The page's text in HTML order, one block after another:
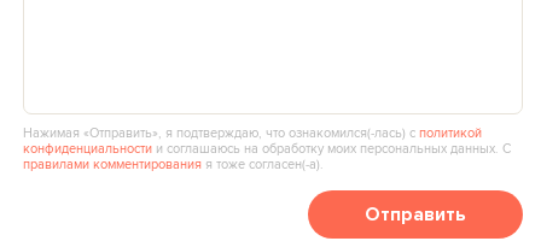
Нажимая «Отправить», я подтверждаю, что ознакомился(‑лась) сполитикой
конфиденциальности и соглашаюсь на обработку моих персональных данных. С
правилами комментирования я тоже согласен(‑а).
Отправить